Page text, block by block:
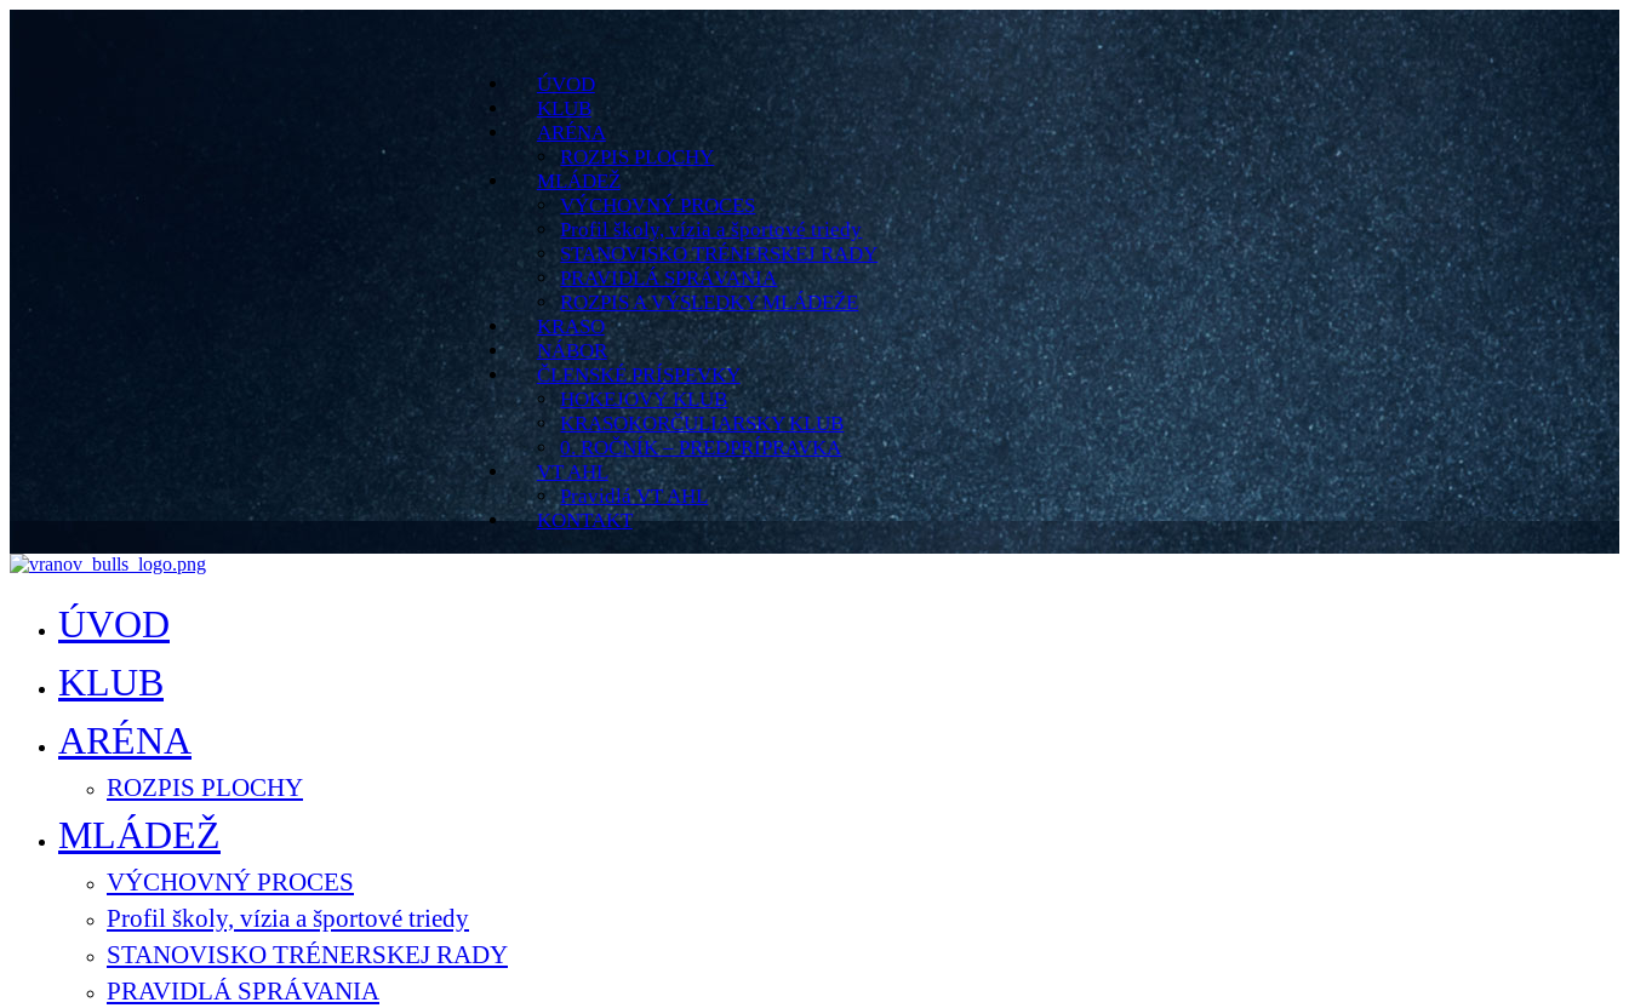
ÚVOD
KLUB
ARÉNA
ROZPIS PLOCHY
MLÁDEŽ
VÝCHOVNÝ PROCES
Profil školy, vízia a športové triedy
STANOVISKO TRÉNERSKEJ RADY
PRAVIDLÁ SPRÁVANIA
ROZPIS A VÝSLEDKY MLÁDEŽE
KRASO
NÁBOR
ČLENSKÉ PRÍSPEVKY
HOKEJOVÝ KLUB
KRASOKORČULIARSKY KLUB
0. ROČNÍK – PREDPRÍPRAVKA
VT AHL
Pravidlá VT AHL
KONTAKT
ÚVOD
KLUB
ARÉNA
ROZPIS PLOCHY
MLÁDEŽ
VÝCHOVNÝ PROCES
Profil školy, vízia a športové triedy
STANOVISKO TRÉNERSKEJ RADY
PRAVIDLÁ SPRÁVANIA